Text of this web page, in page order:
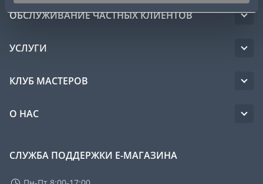
ОБСЛУЖИВАНИЕ ЧАСТНЫХ КЛИЕНТОВ
УСЛУГИ
КЛУБ МАСТЕРОВ
О НАС
СЛУЖБА ПОДДЕРЖКИ Е-МАГАЗИНА